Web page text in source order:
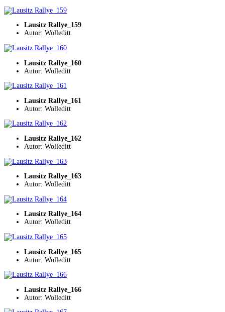
Lausitz Rallye_159
Autor: Wolleditt
Lausitz Rallye_160
Autor: Wolleditt
Lausitz Rallye_161
Autor: Wolleditt
Lausitz Rallye_162
Autor: Wolleditt
Lausitz Rallye_163
Autor: Wolleditt
Lausitz Rallye_164
Autor: Wolleditt
Lausitz Rallye_165
Autor: Wolleditt
Lausitz Rallye_166
Autor: Wolleditt